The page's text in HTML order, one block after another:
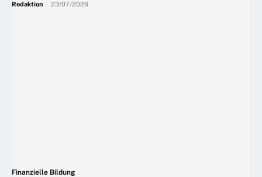
Redaktion 23/07/2026
Finanzielle Bildung